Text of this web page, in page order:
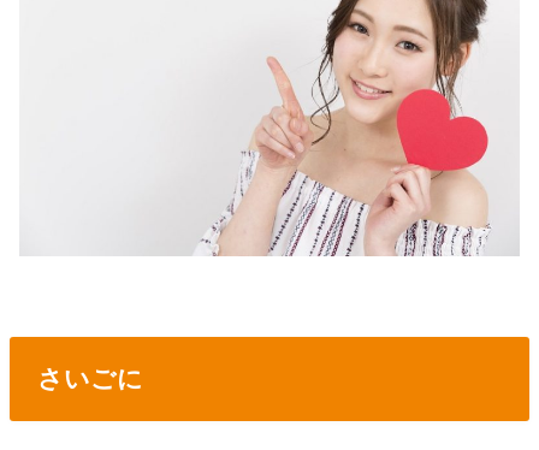
さいごに